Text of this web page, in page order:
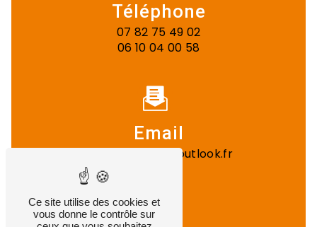
Téléphone
07 82 75 49 02
06 10 04 00 58
Email
gst.entreprise@outlook.fr
Ce site utilise des cookies et
vous donne le contrôle sur